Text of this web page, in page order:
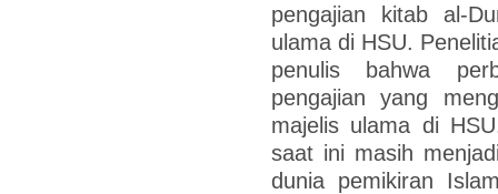
pengajian kitab al-
ulama di HSU.
penulis bahwa
pengajian yang
majelis ulama di
saat ini masih
dunia pemikiran